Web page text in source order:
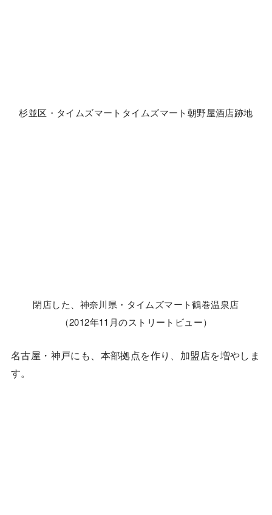
杉並区・タイムズマートタイムズマート朝野屋酒店跡地
閉店した、神奈川県・タイムズマート鶴巻温泉店
（2012年11月のストリートビュー）
名古屋・神戸にも、本部拠点を作り、加盟店を増やしま
す。